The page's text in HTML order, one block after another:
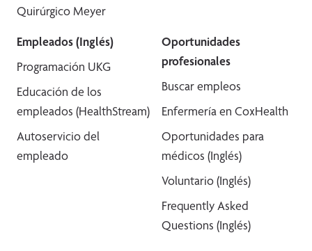
Quirúrgico Meyer
Empleados (Inglés)
Programación UKG
Educación de los
empleados (HealthStream)
Autoservicio del
empleado
Oportunidades
profesionales
Buscar empleos
Enfermería en CoxHealth
Oportunidades para
médicos (Inglés)
Voluntario (Inglés)
Frequently Asked
Questions (Inglés)